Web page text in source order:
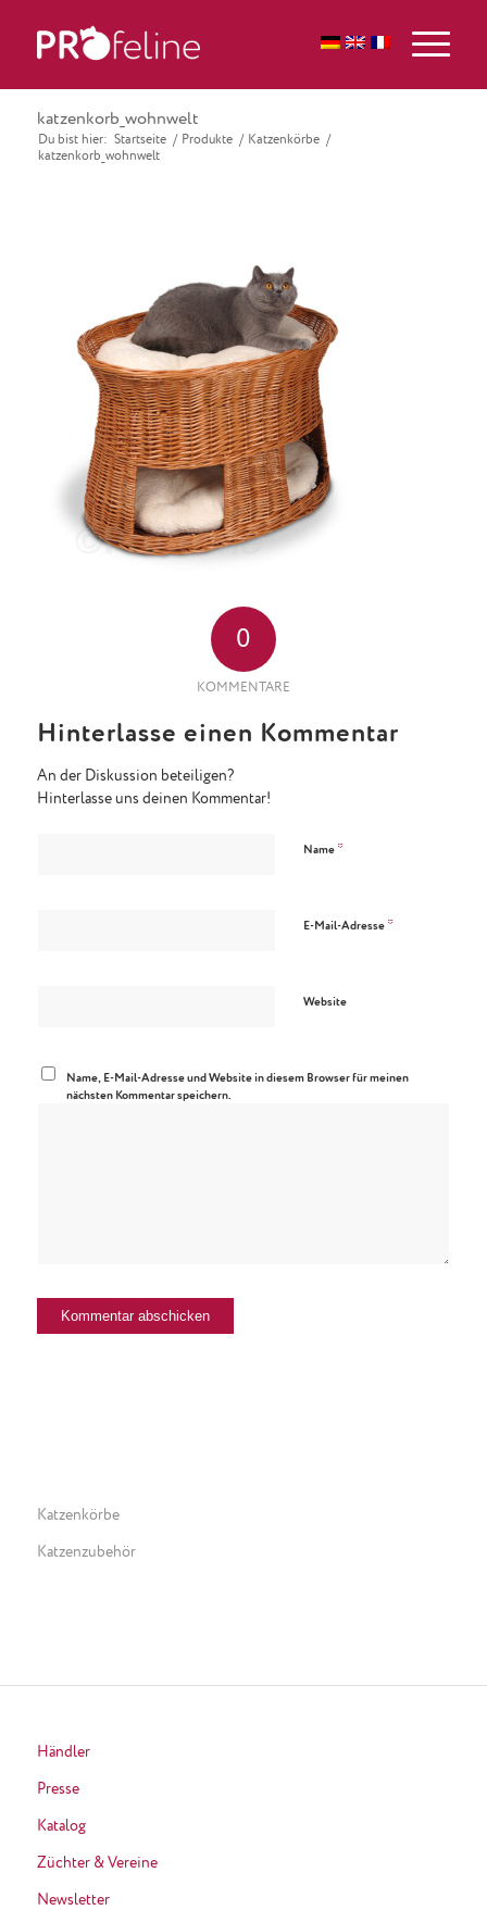
katzenkorb_wohnwelt
Du bist hier: Startseite / Produkte / Katzenkörbe /
katzenkorb_wohnwelt
0
KOMMENTARE
Hinterlasse einen Kommentar
An der Diskussion beteiligen?
Hinterlasse uns deinen Kommentar!
Name *
E-Mail-Adresse *
Website
Name, E-Mail-Adresse und Website in diesem Browser für meinen
nächsten Kommentar speichern.
Katzenkörbe
Katzenzubehör
Händler
Presse
Katalog
Züchter & Vereine
Newsletter